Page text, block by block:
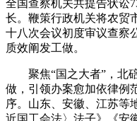
全国查察机关共提告状讼
长。鞭策行政机关将农贸
十八次会议初度审议查察
质效阐发工做。
聚焦“国之大者”，北碚
做，引领办案愈加依律例
序。山东、安徽、江苏等
近国工会法〉法子》《安